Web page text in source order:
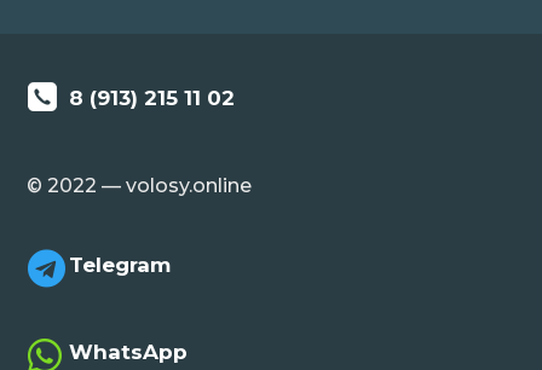
8 (913) 215 11 02
© 2022 — volosy.online
 Telegram
 WhatsApp